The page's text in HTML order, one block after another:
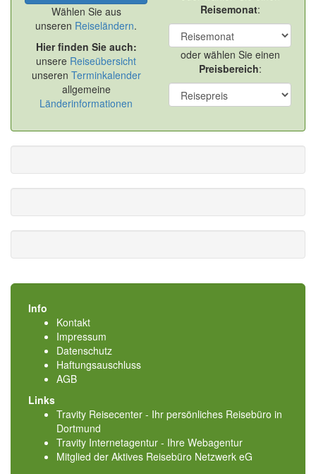
Wählen Sie aus
unseren Reiseländern.
Hier finden Sie auch:
unsere Reiseübersicht
unseren Terminkalender
allgemeine
Länderinformationen
Reisemonat:
oder wählen Sie einen
Preisbereich:
Info
Kontakt
Impressum
Datenschutz
Haftungsauschluss
AGB
Links
Travity Reisecenter - Ihr persönliches Reisebüro in
Dortmund
Travity Internetagentur - Ihre Webagentur
Mitglied der Aktives Reisebüro Netzwerk eG